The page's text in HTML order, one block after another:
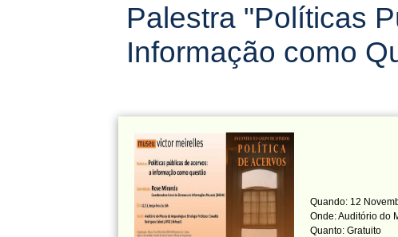
Palestra "Políticas
Informação como
Quando: 12
Onde: Auditório do
Quanto: Gratuito